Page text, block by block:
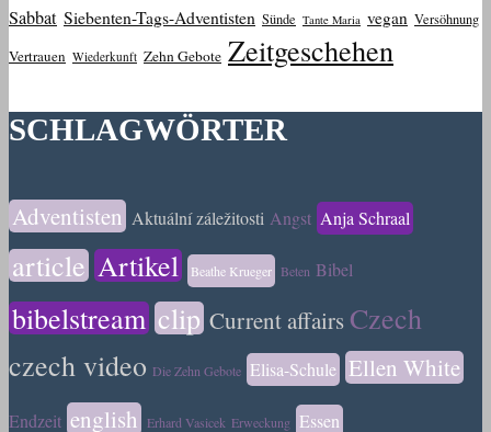
Sabbat Siebenten-Tags-Adventisten Sünde Tante Maria vegan Versöhnung
Vertrauen Wiederkunft Zehn Gebote Zeitgeschehen
SCHLAGWÖRTER
Adventisten Aktuální záležitosti Angst Anja Schraal
article Artikel Beathe Krueger Beten Bibel
bibelstream clip Current affairs Czech
czech video Die Zehn Gebote Elisa-Schule Ellen White
Endzeit english Erhard Vasicek Erweckung Essen